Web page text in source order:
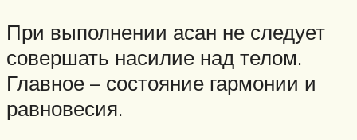
При выполнении асан не следует
совершать насилие над телом.
Главное – состояние гармонии и
равновесия.